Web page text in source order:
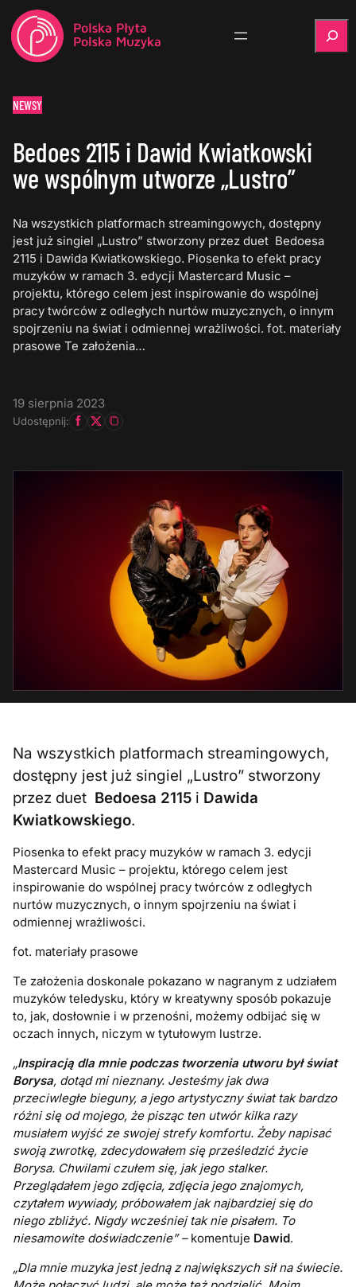
NEWSY
Bedoes 2115 i Dawid Kwiatkowski
we wspólnym utworze „Lustro”
Na wszystkich platformach streamingowych, dostępny
jest już singiel „Lustro” stworzony przez duet Bedoesa
2115 i Dawida Kwiatkowskiego. Piosenka to efekt pracy
muzyków w ramach 3. edycji Mastercard Music –
projektu, którego celem jest inspirowanie do wspólnej
pracy twórców z odległych nurtów muzycznych, o innym
spojrzeniu na świat i odmiennej wrażliwości. fot. materiały
prasowe Te założenia…
19 sierpnia 2023
Udostępnij:
Na wszystkich platformach streamingowych,
dostępny jest już singiel „Lustro” stworzony
przez duet Bedoesa 2115 i Dawida
Kwiatkowskiego.
Piosenka to efekt pracy muzyków w ramach 3. edycji
Mastercard Music – projektu, którego celem jest
inspirowanie do wspólnej pracy twórców z odległych
nurtów muzycznych, o innym spojrzeniu na świat i
odmiennej wrażliwości.
fot. materiały prasowe
Te założenia doskonale pokazano w nagranym z udziałem
muzyków teledysku, który w kreatywny sposób pokazuje
to, jak, dosłownie i w przenośni, możemy odbijać się w
oczach innych, niczym w tytułowym lustrze.
„Inspiracją dla mnie podczas tworzenia utworu był świat
Borysa, dotąd mi nieznany. Jesteśmy jak dwa
przeciwległe bieguny, a jego artystyczny świat tak bardzo
różni się od mojego, że pisząc ten utwór kilka razy
musiałem wyjść ze swojej strefy komfortu. Żeby napisać
swoją zwrotkę, zdecydowałem się prześledzić życie
Borysa. Chwilami czułem się, jak jego stalker.
Przeglądałem jego zdjęcia, zdjęcia jego znajomych,
czytałem wywiady, próbowałem jak najbardziej się do
niego zbliżyć. Nigdy wcześniej tak nie pisałem. To
niesamowite doświadczenie” – komentuje Dawid.
„Dla mnie muzyka jest jedną z największych sił na świecie.